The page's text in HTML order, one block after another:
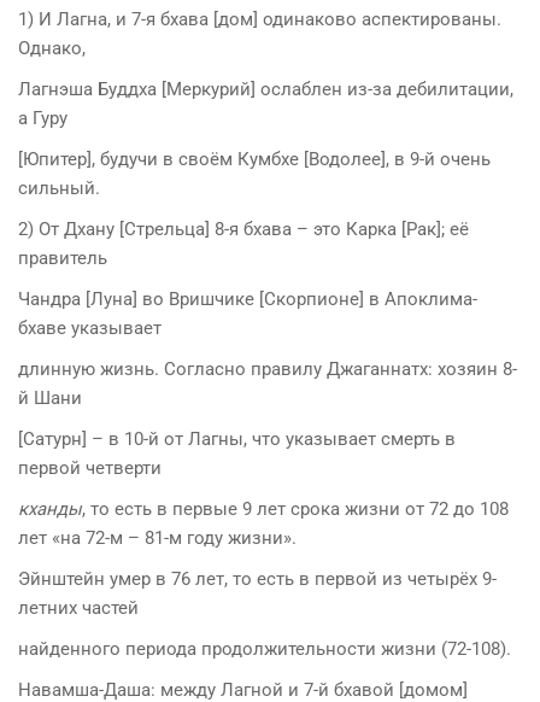
1) И Лагна, и 7-я бхава [дом] одинаково аспектированы.
Однако,
Лагнэша Буддха [Меркурий] ослаблен из-за дебилитации,
а Гуру
[Юпитер], будучи в своём Кумбхе [Водолее], в 9-й очень
сильный.
2) От Дхану [Стрельца] 8-я бхава – это Карка [Рак]; её
правитель
Чандра [Луна] во Вришчике [Скорпионе] в Апоклима-
бхаве указывает
длинную жизнь. Согласно правилу Джаганнатх: хозяин 8-
й Шани
[Сатурн] – в 10-й от Лагны, что указывает смерть в
первой четверти
кханды, то есть в первые 9 лет срока жизни от 72 до 108
лет «на 72-м – 81-м году жизни».
Эйнштейн умер в 76 лет, то есть в первой из четырёх 9-
летних частей
найденного периода продолжительности жизни (72-108).
Навамша-Даша: между Лагной и 7-й бхавой [домом]